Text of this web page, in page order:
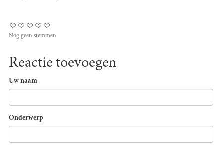
Nog geen stemmen
Reactie toevoegen
Uw naam
Onderwerp